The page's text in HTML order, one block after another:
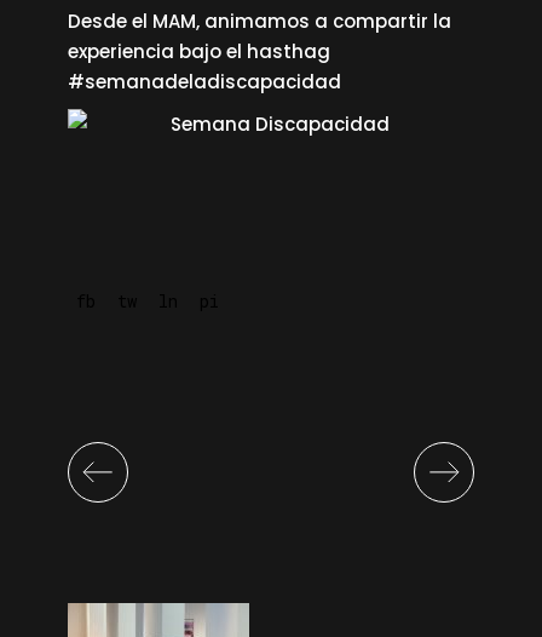
Desde el MAM, animamos a compartir la
experiencia bajo el hasthag
#semanadeladiscapacidad